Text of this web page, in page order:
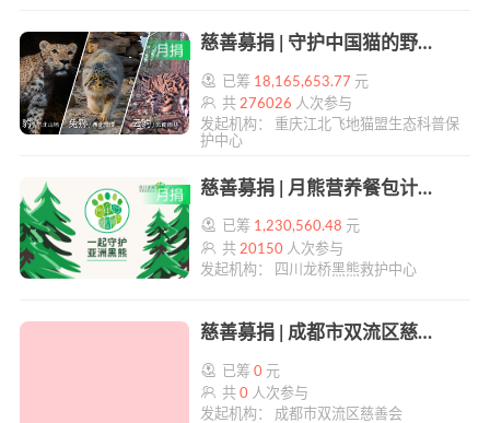
慈善募捐 | 守护中国猫的野生世界 | 帮帮公益
已筹 18,165,653.77 元
共276026 人次参与
发起机构： 重庆江北飞地猫盟生态科普保
护中心
慈善募捐 | 月熊营养餐包计划 | 帮帮公益
已筹 1,230,560.48 元
共 20150 人次参与
发起机构： 四川龙桥黑熊救护中心
慈善募捐 | 成都市双流区慈善会志翔学校教育发展专项基金 | 帮帮公益
已筹0 元
共0 人次参与
发起机构： 成都市双流区慈善会